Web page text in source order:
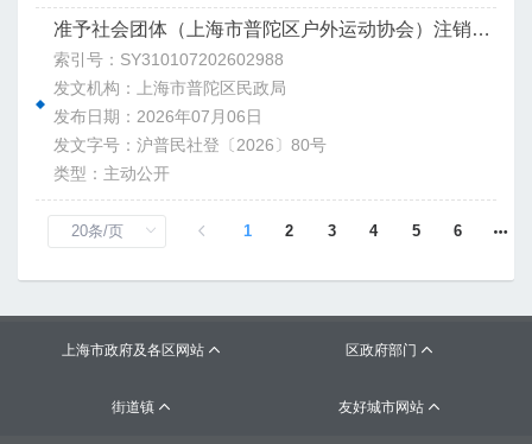
准予社会团体（上海市普陀区户外运动协会）注销登记决定书
索引号：SY310107202602988
发文机构：上海市普陀区民政局
发布日期：2026年07月06日
发文字号：沪普民社登〔2026〕80号
类型：主动公开
1 2 3 4 5 6
上海市政府及各区网站  区政府部门 
街道镇  友好城市网站 